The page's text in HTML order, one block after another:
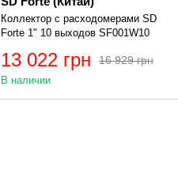
Коллектор с расходомерами SD
Forte 1" 10 выходов SF001W10
16 929 грн
13 022 грн
В наличии